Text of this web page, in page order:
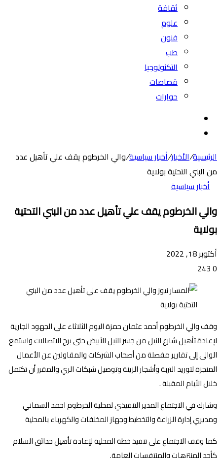
ثقافة
علوم
فنون
طب
التكنولوجيا
قصاصات
حوارات
الرئيسية/الأخبار/أخبار سياسية/والي الخرطوم يقف علي تأهيل عدد
من البني التحتية بولاية
أخبار سياسية
والي الخرطوم يقف علي تأهيل عدد من البني التحتية
بولاية
أكتوبر 18, 2022
0
وقف والي الخرطوم أحمد عثمان حمزة اليوم الثلاثاء على الجهود الجارية
لإعادة تأهيل شارع النيل من جسر النيل الأبيض حتى برج الاتصالات واستمع
الوالى إلى تقارير مفصلة من أصحاب الشركات والمقاولين عن الأعمال
المنجزة لتوريد التربة وأشجار الزينة وتوصيل شبكات الري والمقرر أن تكتمل
خلال الأيام المقبلة .
وشارك في الاجتماع المدير التنفيذي لمحلية الخرطوم احمد السماني
ومديري إدارة الزراعة والتخطيط وجهاز المخلفات والكهرباء بالمحلية
كما وقف الاجتماع على تنفيذ خطة المحلية لإعادة تأهيل حدائق السلام